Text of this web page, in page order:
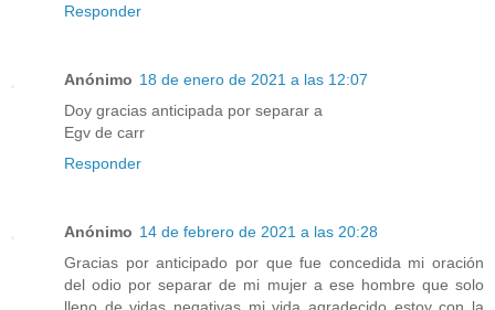
Responder
Anónimo 18 de enero de 2021 a las 12:07
Doy gracias anticipada por separar a
Egv de carr
Responder
Anónimo 14 de febrero de 2021 a las 20:28
Gracias por anticipado por que fue concedida mi oración
del odio por separar de mi mujer a ese hombre que solo
lleno de vidas negativas mi vida agradecido estoy con la